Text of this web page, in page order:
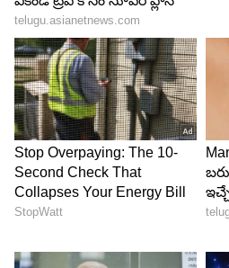
ABOUT THE AUTHOR
TD Tirumala Dornala
ఏడేళ్లుగా డిజిటల్, వెబ్ మీడియా
ప్రధానంగా సినిమా, ఎంటర్టైన్మెంట్
ఉంది. గతంలో కొన్ని మీడియా
ప్రస్తుతం 2021 నుంచి ఏసియా
సీనియర్ సబ్ ఎడిటర్ గా
వార్తలు, విశ్లేషణలు అందించడంలో
బాలీవుడ్ తెలుగు సినిమా ఏషియానెట్
Follow Us